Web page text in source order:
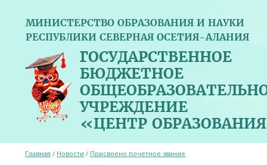
МИНИСТЕРСТВО ОБРАЗОВАНИЯ И НАУКИ
РЕСПУБЛИКИ СЕВЕРНАЯ ОСЕТИЯ-АЛАНИЯ
ГОСУДАРСТВЕННОЕ
БЮДЖЕТНОЕ
УЧРЕЖДЕНИЕ
«ЦЕНТР
Главная / Новости / Присвоено почетное звание